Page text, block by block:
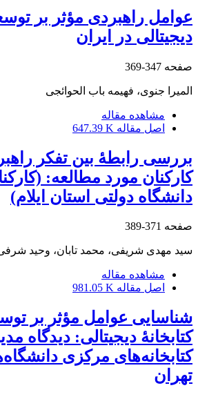
عوامل راهبردی مؤثر بر
دیجیتالی در ایران
صفحه 347-369
المیرا جنوی، فهیمه باب الحوائجی
مشاهده مقاله
اصل مقاله 647.39 K
بررسی رابطۀ بین تفکر
کارکنان مورد مطالعه:
دانشگاه دولتی استان ایلام)
صفحه 371-389
سید مهدی شریفی، محمد تابان، وحید
مشاهده مقاله
اصل مقاله 981.05 K
شناسایی عوامل مؤثر بر
کتابخانۀ دیجیتالی: دیدگاه
کتابخانه‌های مرکزی
تهران